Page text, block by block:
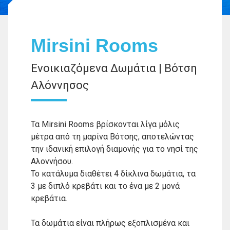
Mirsini Rooms
Ενοικιαζόμενα Δωμάτια | Βότση
Αλόννησος
Τα Mirsini Rooms βρίσκονται λίγα μόλις
μέτρα από τη μαρίνα Βότσης, αποτελώντας
την ιδανική επιλογή διαμονής για το νησί της
Αλοννήσου.
Το κατάλυμα διαθέτει 4 δίκλινα δωμάτια, τα
3 με διπλό κρεβάτι και το ένα με 2 μονά
κρεβάτια.
Τα δωμάτια είναι πλήρως εξοπλισμένα και